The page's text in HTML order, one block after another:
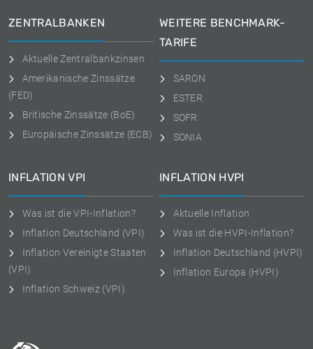
ZENTRALBANKEN
Aktuelle Zentralbankzinsen
Amerikanische Zinssätze
(FED)
Britische Zinssätze (BoE)
Europäische Zinssätze (ECB)
WEITERE BENCHMARK-
TARIFE
SARON
ESTER
SOFR
SONIA
INFLATION VPI
Was ist die VPI-Inflation?
Inflation Deutschland (VPI)
Inflation Vereinigte Staaten
(VPI)
Inflation Schweiz (VPI)
INFLATION HVPI
Aktuelle Inflation
Was ist die HVPI-Inflation?
Inflation Deutschland (HVPI)
Inflation Europa (HVPI)